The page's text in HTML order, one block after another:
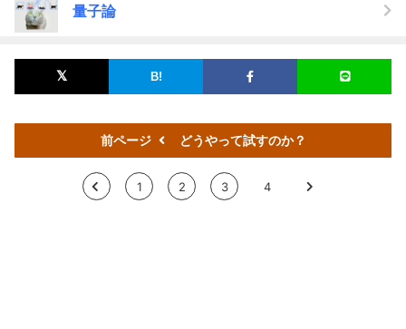
量子論
前ページ どうやって試すのか？
< 1 2 3 4 >